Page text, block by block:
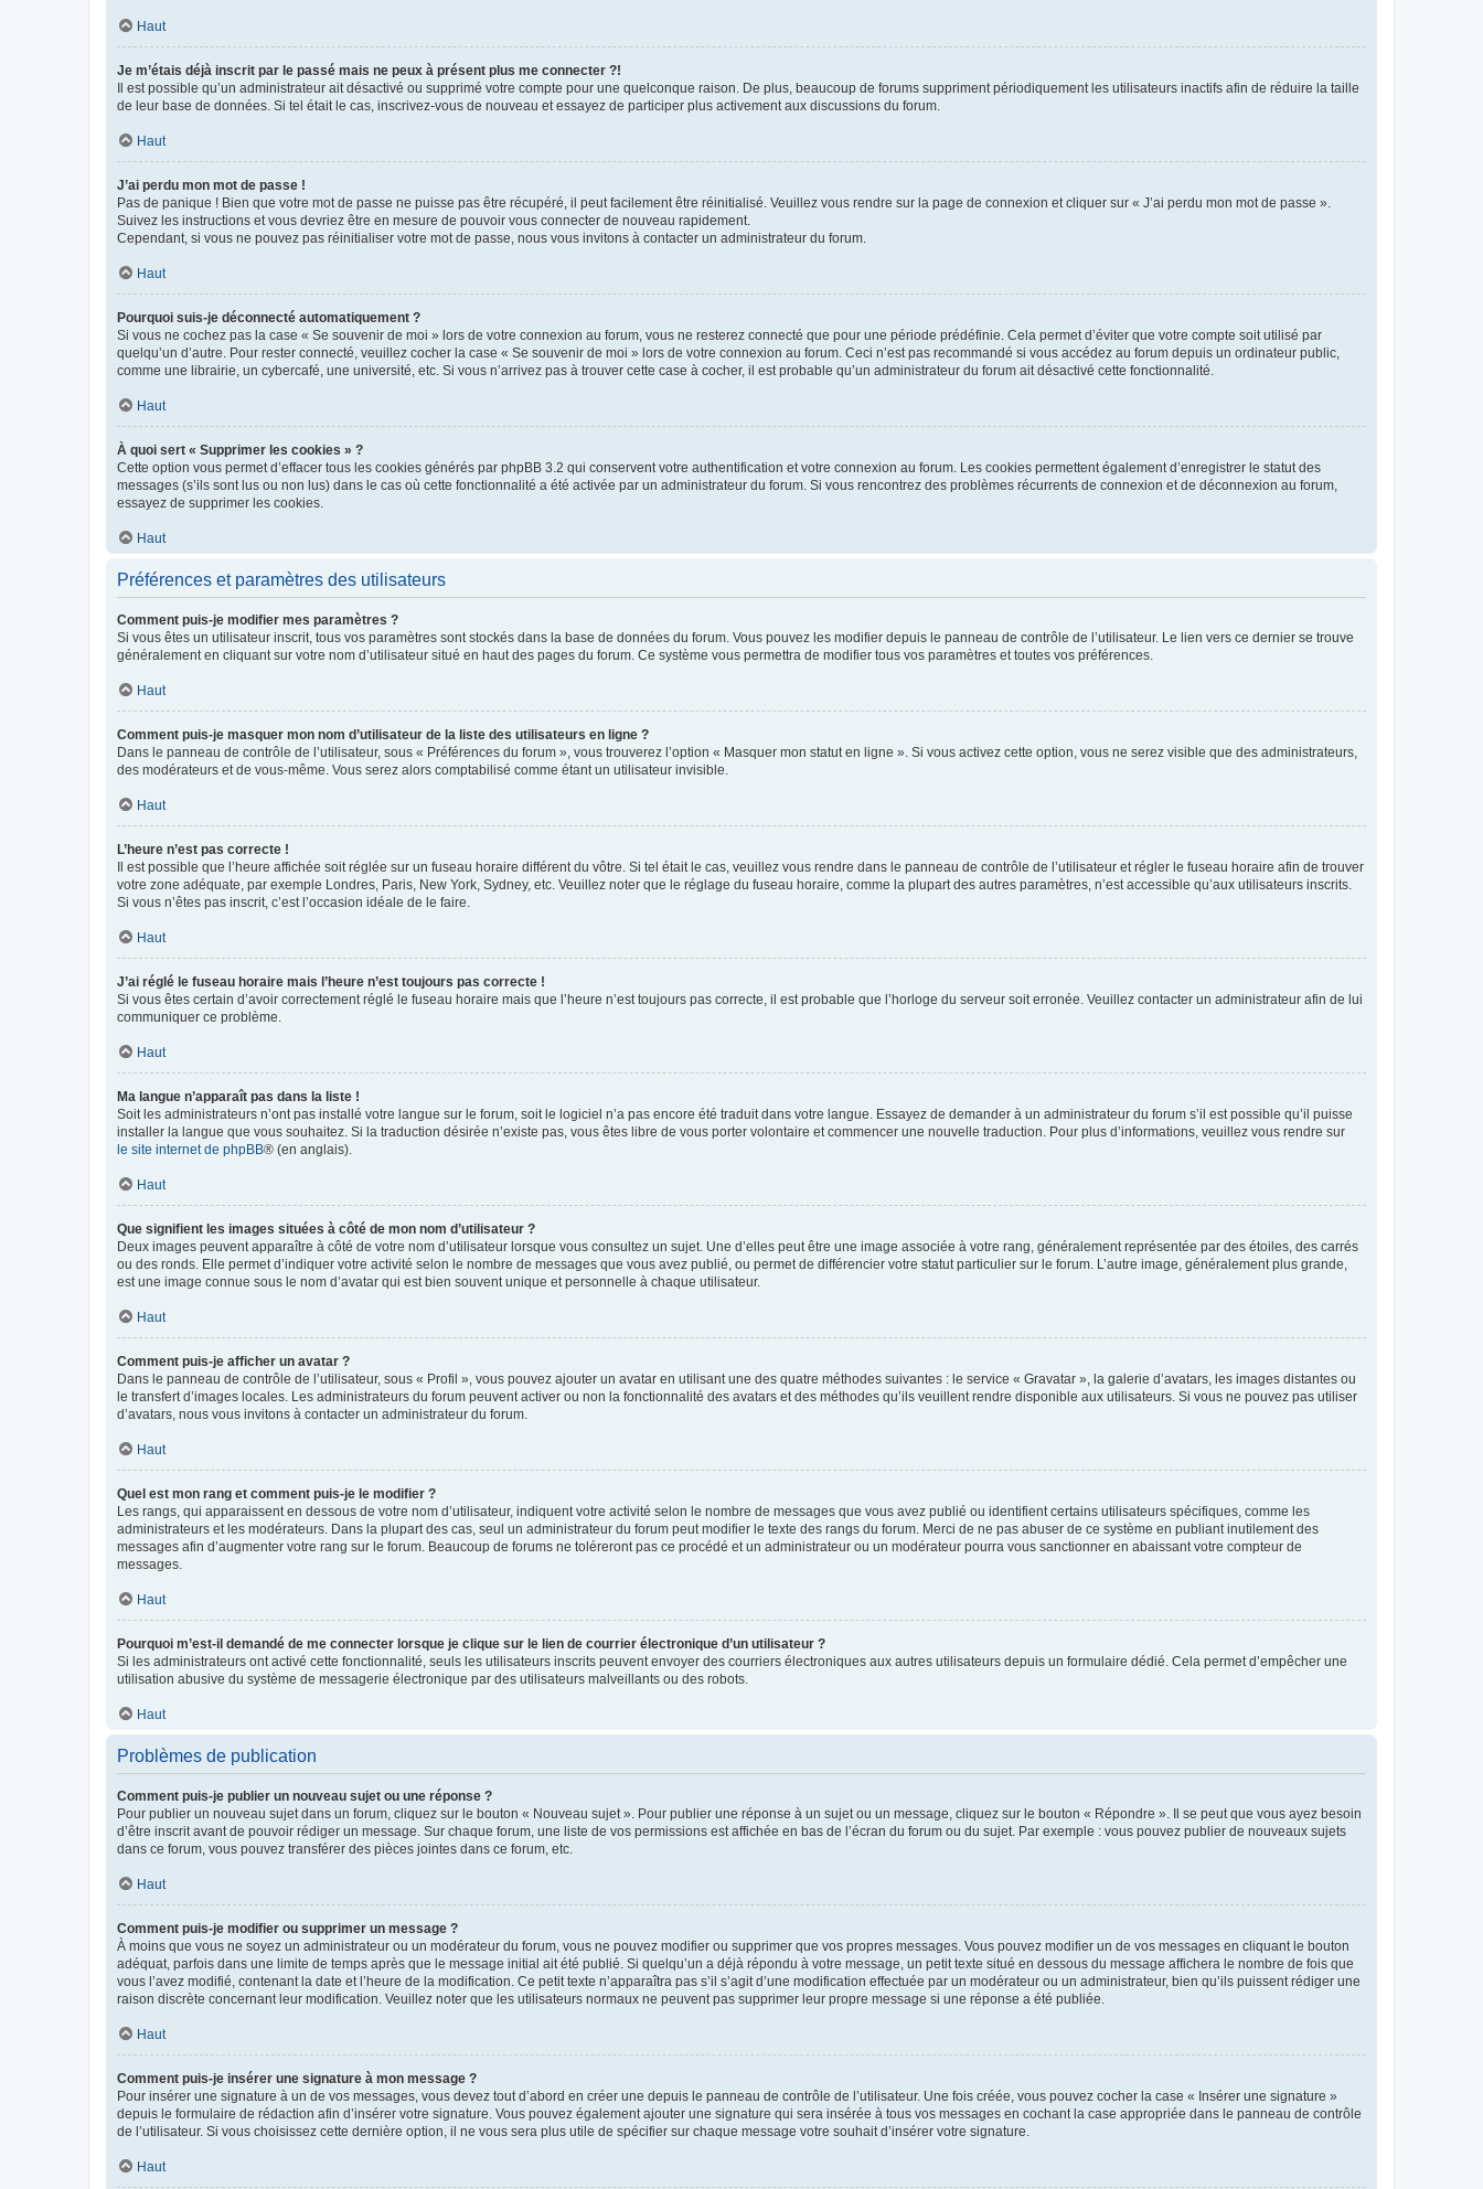
Haut
Je m’étais déjà inscrit par le passé mais ne peux à présent plus me connecter ?!
Il est possible qu’un administrateur ait désactivé ou supprimé votre compte pour une quelconque raison. De plus, beaucoup de forums suppriment périodiquement les utilisateurs inactifs afin de réduire la taille
de leur base de données. Si tel était le cas, inscrivez-vous de nouveau et essayez de participer plus activement aux discussions du forum.
Haut
J’ai perdu mon mot de passe !
Pas de panique ! Bien que votre mot de passe ne puisse pas être récupéré, il peut facilement être réinitialisé. Veuillez vous rendre sur la page de connexion et cliquer sur « J’ai perdu mon mot de passe ».
Suivez les instructions et vous devriez être en mesure de pouvoir vous connecter de nouveau rapidement.
Cependant, si vous ne pouvez pas réinitialiser votre mot de passe, nous vous invitons à contacter un administrateur du forum.
Haut
Pourquoi suis-je déconnecté automatiquement ?
Si vous ne cochez pas la case « Se souvenir de moi » lors de votre connexion au forum, vous ne resterez connecté que pour une période prédéfinie. Cela permet d’éviter que votre compte soit utilisé par
quelqu’un d’autre. Pour rester connecté, veuillez cocher la case « Se souvenir de moi » lors de votre connexion au forum. Ceci n’est pas recommandé si vous accédez au forum depuis un ordinateur public,
comme une librairie, un cybercafé, une université, etc. Si vous n’arrivez pas à trouver cette case à cocher, il est probable qu’un administrateur du forum ait désactivé cette fonctionnalité.
Haut
À quoi sert « Supprimer les cookies » ?
Cette option vous permet d’effacer tous les cookies générés par phpBB 3.2 qui conservent votre authentification et votre connexion au forum. Les cookies permettent également d’enregistrer le statut des
messages (s’ils sont lus ou non lus) dans le cas où cette fonctionnalité a été activée par un administrateur du forum. Si vous rencontrez des problèmes récurrents de connexion et de déconnexion au forum,
essayez de supprimer les cookies.
Haut
Préférences et paramètres des utilisateurs
Comment puis-je modifier mes paramètres ?
Si vous êtes un utilisateur inscrit, tous vos paramètres sont stockés dans la base de données du forum. Vous pouvez les modifier depuis le panneau de contrôle de l’utilisateur. Le lien vers ce dernier se trouve
généralement en cliquant sur votre nom d’utilisateur situé en haut des pages du forum. Ce système vous permettra de modifier tous vos paramètres et toutes vos préférences.
Haut
Comment puis-je masquer mon nom d’utilisateur de la liste des utilisateurs en ligne ?
Dans le panneau de contrôle de l’utilisateur, sous « Préférences du forum », vous trouverez l’option « Masquer mon statut en ligne ». Si vous activez cette option, vous ne serez visible que des administrateurs,
des modérateurs et de vous-même. Vous serez alors comptabilisé comme étant un utilisateur invisible.
Haut
L’heure n’est pas correcte !
Il est possible que l’heure affichée soit réglée sur un fuseau horaire différent du vôtre. Si tel était le cas, veuillez vous rendre dans le panneau de contrôle de l’utilisateur et régler le fuseau horaire afin de trouver
votre zone adéquate, par exemple Londres, Paris, New York, Sydney, etc. Veuillez noter que le réglage du fuseau horaire, comme la plupart des autres paramètres, n’est accessible qu’aux utilisateurs inscrits.
Si vous n’êtes pas inscrit, c’est l’occasion idéale de le faire.
Haut
J’ai réglé le fuseau horaire mais l’heure n’est toujours pas correcte !
Si vous êtes certain d’avoir correctement réglé le fuseau horaire mais que l’heure n’est toujours pas correcte, il est probable que l’horloge du serveur soit erronée. Veuillez contacter un administrateur afin de lui
communiquer ce problème.
Haut
Ma langue n’apparaît pas dans la liste !
Soit les administrateurs n’ont pas installé votre langue sur le forum, soit le logiciel n’a pas encore été traduit dans votre langue. Essayez de demander à un administrateur du forum s’il est possible qu’il puisse
installer la langue que vous souhaitez. Si la traduction désirée n’existe pas, vous êtes libre de vous porter volontaire et commencer une nouvelle traduction. Pour plus d’informations, veuillez vous rendre sur
le site internet de phpBB® (en anglais).
Haut
Que signifient les images situées à côté de mon nom d’utilisateur ?
Deux images peuvent apparaître à côté de votre nom d’utilisateur lorsque vous consultez un sujet. Une d’elles peut être une image associée à votre rang, généralement représentée par des étoiles, des carrés
ou des ronds. Elle permet d’indiquer votre activité selon le nombre de messages que vous avez publié, ou permet de différencier votre statut particulier sur le forum. L’autre image, généralement plus grande,
est une image connue sous le nom d’avatar qui est bien souvent unique et personnelle à chaque utilisateur.
Haut
Comment puis-je afficher un avatar ?
Dans le panneau de contrôle de l’utilisateur, sous « Profil », vous pouvez ajouter un avatar en utilisant une des quatre méthodes suivantes : le service « Gravatar », la galerie d’avatars, les images distantes ou
le transfert d’images locales. Les administrateurs du forum peuvent activer ou non la fonctionnalité des avatars et des méthodes qu’ils veuillent rendre disponible aux utilisateurs. Si vous ne pouvez pas utiliser
d’avatars, nous vous invitons à contacter un administrateur du forum.
Haut
Quel est mon rang et comment puis-je le modifier ?
Les rangs, qui apparaissent en dessous de votre nom d’utilisateur, indiquent votre activité selon le nombre de messages que vous avez publié ou identifient certains utilisateurs spécifiques, comme les
administrateurs et les modérateurs. Dans la plupart des cas, seul un administrateur du forum peut modifier le texte des rangs du forum. Merci de ne pas abuser de ce système en publiant inutilement des
messages afin d’augmenter votre rang sur le forum. Beaucoup de forums ne toléreront pas ce procédé et un administrateur ou un modérateur pourra vous sanctionner en abaissant votre compteur de
messages.
Haut
Pourquoi m’est-il demandé de me connecter lorsque je clique sur le lien de courrier électronique d’un utilisateur ?
Si les administrateurs ont activé cette fonctionnalité, seuls les utilisateurs inscrits peuvent envoyer des courriers électroniques aux autres utilisateurs depuis un formulaire dédié. Cela permet d’empêcher une
utilisation abusive du système de messagerie électronique par des utilisateurs malveillants ou des robots.
Haut
Problèmes de publication
Comment puis-je publier un nouveau sujet ou une réponse ?
Pour publier un nouveau sujet dans un forum, cliquez sur le bouton « Nouveau sujet ». Pour publier une réponse à un sujet ou un message, cliquez sur le bouton « Répondre ». Il se peut que vous ayez besoin
d’être inscrit avant de pouvoir rédiger un message. Sur chaque forum, une liste de vos permissions est affichée en bas de l’écran du forum ou du sujet. Par exemple : vous pouvez publier de nouveaux sujets
dans ce forum, vous pouvez transférer des pièces jointes dans ce forum, etc.
Haut
Comment puis-je modifier ou supprimer un message ?
À moins que vous ne soyez un administrateur ou un modérateur du forum, vous ne pouvez modifier ou supprimer que vos propres messages. Vous pouvez modifier un de vos messages en cliquant le bouton
adéquat, parfois dans une limite de temps après que le message initial ait été publié. Si quelqu’un a déjà répondu à votre message, un petit texte situé en dessous du message affichera le nombre de fois que
vous l’avez modifié, contenant la date et l’heure de la modification. Ce petit texte n’apparaîtra pas s’il s’agit d’une modification effectuée par un modérateur ou un administrateur, bien qu’ils puissent rédiger une
raison discrète concernant leur modification. Veuillez noter que les utilisateurs normaux ne peuvent pas supprimer leur propre message si une réponse a été publiée.
Haut
Comment puis-je insérer une signature à mon message ?
Pour insérer une signature à un de vos messages, vous devez tout d’abord en créer une depuis le panneau de contrôle de l’utilisateur. Une fois créée, vous pouvez cocher la case « Insérer une signature »
depuis le formulaire de rédaction afin d’insérer votre signature. Vous pouvez également ajouter une signature qui sera insérée à tous vos messages en cochant la case appropriée dans le panneau de contrôle
de l’utilisateur. Si vous choisissez cette dernière option, il ne vous sera plus utile de spécifier sur chaque message votre souhait d’insérer votre signature.
Haut